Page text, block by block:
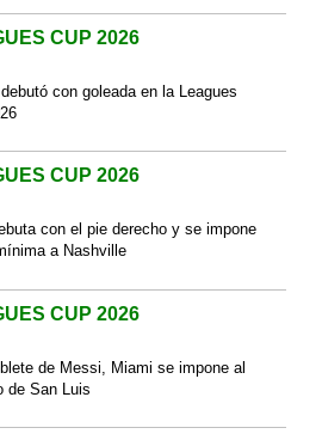
CUP 2026
con goleada en la Leagues
CUP 2026
con el pie derecho y se impone
a Nashville
CUP 2026
de Messi, Miami se impone al
de San Luis